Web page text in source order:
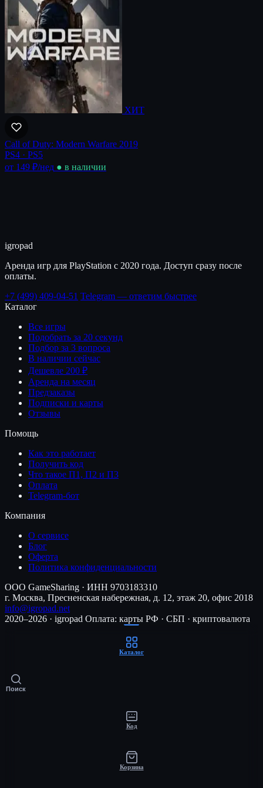
ХИТ
Call of Duty: Modern Warfare 2019
PS4 · PS5
от 149 ₽/нед ● в наличии
igropad
Аренда игр для PlayStation с 2020 года. Доступ сразу после
оплаты.
+7 (499) 409-04-51 Telegram — ответим быстрее
Каталог
Все игры
Подобрать за 20 секунд
Подбор за 3 вопроса
В наличии сейчас
Дешевле 200 ₽
Аренда на месяц
Предзаказы
Подписки и карты
Отзывы
Помощь
Как это работает
Получить код
Что такое П1, П2 и П3
Оплата
Telegram-бот
Компания
О сервисе
Блог
Оферта
Политика конфиденциальности
ООО GameSharing · ИНН 9703183310
г. Москва, Пресненская набережная, д. 12, этаж 20, офис 2018
info@igropad.net
2020–2026 · igropad Оплата: карты РФ · СБП · криптовалюта
Каталог
Поиск
Код
Корзина